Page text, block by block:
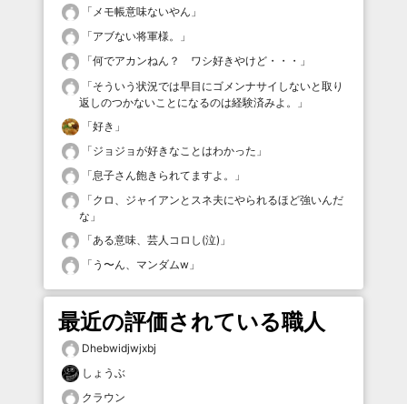
「 メモ帳意味ないやん 」
「アブない将軍様。
」
「何でアカンねん？ ワシ好きやけど・・・ 」
「そういう状況では早目にゴメンナサイしないと取り
返しのつかないことになるのは経験済みよ。
」
「好き 」
「ジョジョが好きなことはわかった 」
「息子さん飽きられてますよ。
」
「クロ、ジャイアンとスネ夫にやられるほど強いんだ
な 」
「ある意味、芸人コロし(泣) 」
「 う〜ん、マンダムw 」
最近の評価されている職人
Dhebwidjwjxbj
しょうぶ
クラウン